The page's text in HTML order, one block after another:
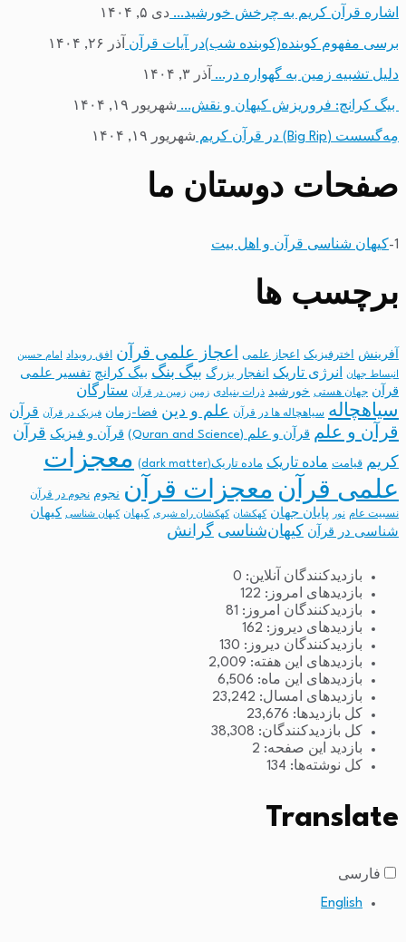
اشاره قرآن کریم به چرخش خورشید… دی ۵, ۱۴۰۴
برسی مفهوم کوبنده(کوبنده شب)در آیات قرآن آذر ۲۶, ۱۴۰۴
دلیل تشبیه زمین به گهواره در… آذر ۳, ۱۴۰۴
بیگ کرانچ: فروریزش کیهان و نقش… شهریور ۱۹, ۱۴۰۴
مِه‌گسست (Big Rip) در قرآن کریم شهریور ۱۹, ۱۴۰۴
صفحات دوستان ما
1- کیهان شناسی قرآن و اهل بیت
برچسب ها
آفرینش اخترفیزیک اعجاز علمی اعجاز علمی قرآن افق رویداد امام حسین
انبساط جهان انرژی تاریک انفجار بزرگ بیگ بنگ بیگ کرانچ تفسیر علمی
قرآن جهان هستی خورشید ذرات بنیادی زمین زمین در قرآن ستارگان
سیاهچاله سیاهچاله ها در قرآن علم و دین فضا-زمان فیزیک در قرآن قرآن
قرآن و علم قرآن و علم (Quran and Science) قرآن و فیزیک قرآن
کریم قیامت ماده تاریک ماده تاریک(dark matter)
معجزات
علمی قرآن معجزات قرآن نجوم نجوم در قرآن
نسبیت عام نور پایان جهان کهکشان کهکشان راه شیری کیهان کیهان شناسی
کیهان
شناسی در قرآن
کیهان‌شناسی گرانش
بازدیدکنندگان آنلاین: 0
بازدیدهای امروز: 122
بازدیدکنندگان امروز: 81
بازدیدهای دیروز: 162
بازدیدکنندگان دیروز: 130
بازدیدهای این هفته: 2,009
بازدیدهای این ماه: 6,506
بازدیدهای امسال: 23,242
کل بازدیدها: 23,676
کل بازدیدکنند‌گان: 38,308
بازدید این صفحه: 2
کل نوشته‌ها: 134
Translate
فارسی
English